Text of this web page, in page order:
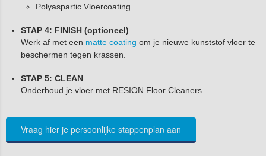
Polyaspartic Vloercoating
STAP 4: FINISH (optioneel)
Werk af met een matte coating om je nieuwe kunststof vloer te
beschermen tegen krassen.
STAP 5: CLEAN
Onderhoud je vloer met RESION Floor Cleaners.
Vraag hier je persoonlijke stappenplan aan